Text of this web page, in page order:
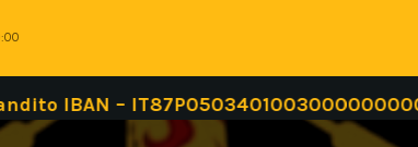
IT87P0503401003000000000999